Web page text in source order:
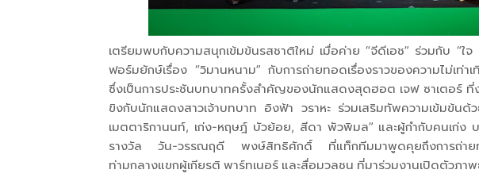
เตรียมพบกับความสนุกเข้มข้นรสชาติใหม่ เมื่อค่าย “จีดีเอช” ร่วมกับ “
ฟอร์มยักษ์เรื่อง “วิมานหนาม” กับการถ่ายทอดเรื่องราวของความไม่เท่
ซึ่งเป็นการประชันบทบาทครั้งสำคัญของนักแสดงสุดฮอต เจฟ ซาเตอร์
ขิงกับนักแสดงสาวเจ้าบทบาท อิงฟ้า วราหะ ร่วมเสริมทัพความเข้มข้
เมตตาริกานนท์, เก่ง-หฤษฎ์ บัวย้อย, สีดา พัวพิมล” และผู้กำกับคนเก่ง
รางวัล วัน-วรรณฤดี พงษ์สิทธิศักดิ์ ที่แท็กทีมมาพูดคุยถึงการถ่ายท
ท่ามกลางแขกผู้เกียรติ พาร์ทเนอร์ และสื่อมวลชน ที่มาร่วมงานเปิดตัวภ